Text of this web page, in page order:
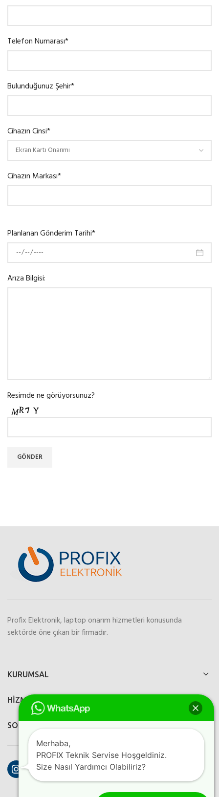
Telefon Numarası*
Bulunduğunuz Şehir*
Cihazın Cinsi*
Cihazın Markası*
Planlanan Gönderim Tarihi*
Arıza Bilgisi:
Resimde ne görüyorsunuz?
Profix Elektronik, laptop onarım hizmetleri konusunda
sektörde öne çıkan bir firmadır.
KURUMSAL
HİZMETLERİMİZ
SOSYAL MEDYA
Instagram
Facebook
YouTube
Merhaba,
PROFIX Teknik Servise Hoşgeldiniz.
Size Nasıl Yardımcı Olabiliriz?